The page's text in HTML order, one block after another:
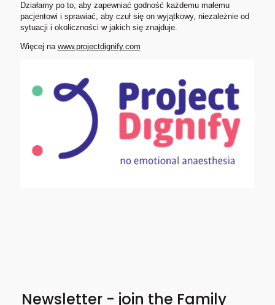
Działamy po to, aby zapewniać godność każdemu małemu
pacjentowi i sprawiać, aby czuł się on wyjątkowy, niezależnie od
sytuacji i okoliczności w jakich się znajduje.
Więcej na www.projectdignify.com
Newsletter - join the Family